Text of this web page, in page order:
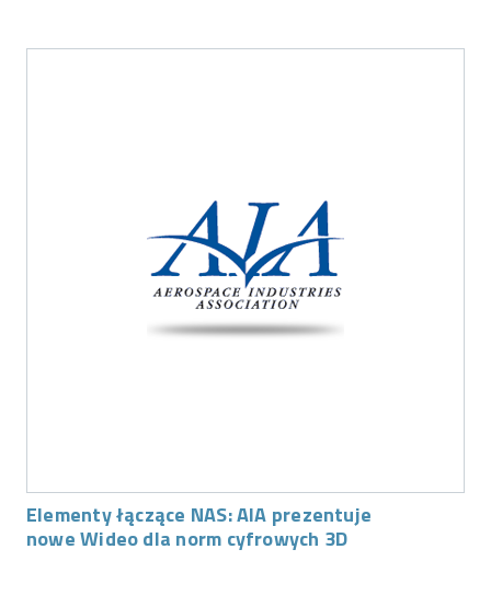
Elementy łączące NAS: AIA prezentuje
nowe Wideo dla norm cyfrowych 3D